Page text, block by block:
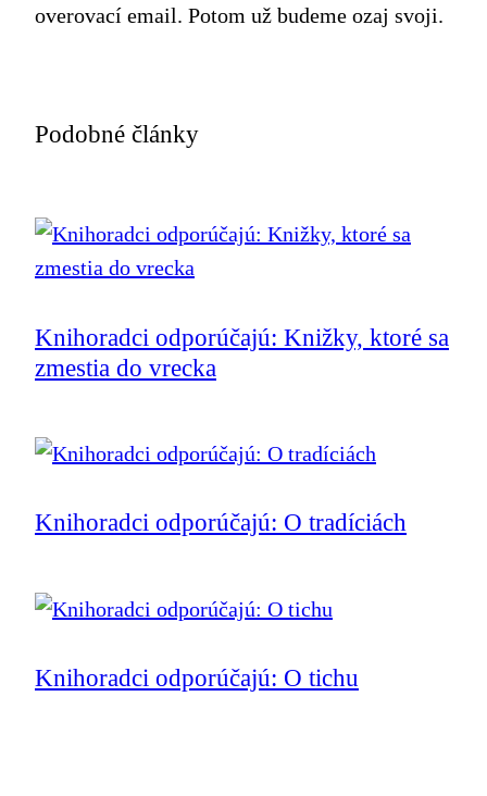
overovací email. Potom už budeme ozaj svoji.
Podobné články
Knihoradci odporúčajú: Knižky, ktoré sa
zmestia do vrecka
Knihoradci odporúčajú: O tradíciách
Knihoradci odporúčajú: O tichu